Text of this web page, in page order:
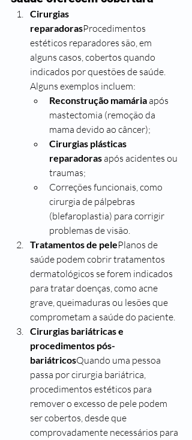
Cirurgias
reparadorasProcedimentos
estéticos reparadores são, em
alguns casos, cobertos quando
indicados por questões de saúde.
Alguns exemplos incluem:
Reconstrução mamária após
mastectomia (remoção da
mama devido ao câncer);
Cirurgias plásticas
reparadoras após acidentes ou
traumas;
Correções funcionais, como
cirurgia de pálpebras
(blefaroplastia) para corrigir
problemas de visão.
Tratamentos de pelePlanos de
saúde podem cobrir tratamentos
dermatológicos se forem indicados
para tratar doenças, como acne
grave, queimaduras ou lesões que
comprometam a saúde do paciente.
Cirurgias bariátricas e
procedimentos pós-
bariátricosQuando uma pessoa
passa por cirurgia bariátrica,
procedimentos estéticos para
remover o excesso de pele podem
ser cobertos, desde que
comprovadamente necessários para